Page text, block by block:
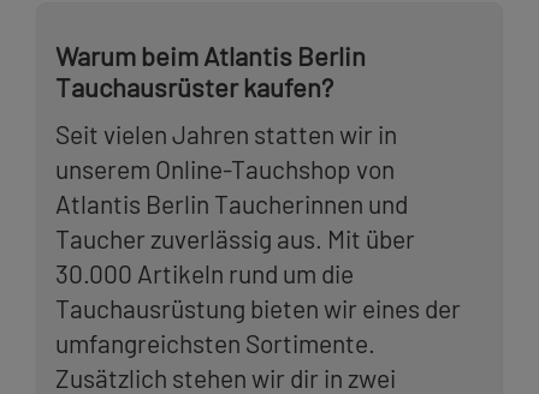
Warum beim Atlantis Berlin
Tauchausrüster kaufen?
Seit vielen Jahren statten wir in
unserem Online-Tauchshop von
Atlantis Berlin Taucherinnen und
Taucher zuverlässig aus. Mit über
30.000 Artikeln rund um die
Tauchausrüstung bieten wir eines der
umfangreichsten Sortimente.
Zusätzlich stehen wir dir in zwei